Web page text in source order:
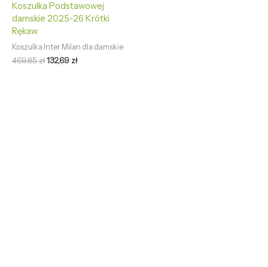
Koszulka Podstawowej
damskie 2025-26 Krótki
Rękaw
Koszulka Inter Milan dla damskie
469,85zł132,69 zł